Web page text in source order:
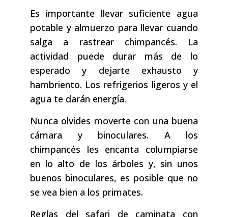
Es importante llevar suficiente agua
potable y almuerzo para llevar cuando
salga a rastrear chimpancés. La
actividad puede durar más de lo
esperado y dejarte exhausto y
hambriento. Los refrigerios ligeros y el
agua te darán energía.
Nunca olvides moverte con una buena
cámara y binoculares. A los
chimpancés les encanta columpiarse
en lo alto de los árboles y, sin unos
buenos binoculares, es posible que no
se vea bien a los primates.
Reglas del safari de caminata con